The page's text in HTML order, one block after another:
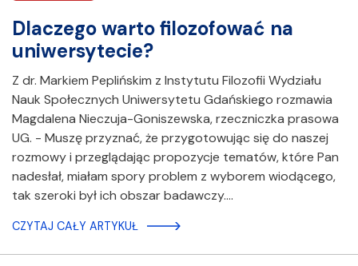
Dlaczego warto filozofować na
uniwersytecie?
Z dr. Markiem Peplińskim z Instytutu Filozofii Wydziału
Nauk Społecznych Uniwersytetu Gdańskiego rozmawia
Magdalena Nieczuja-Goniszewska, rzeczniczka prasowa
UG. - Muszę przyznać, że przygotowując się do naszej
rozmowy i przeglądając propozycje tematów, które Pan
nadesłał, miałam spory problem z wyborem wiodącego,
tak szeroki był ich obszar badawczy.…
CZYTAJ CAŁY ARTYKUŁ